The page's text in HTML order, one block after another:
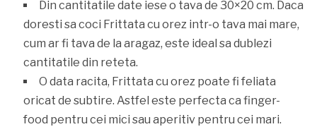
Din cantitatile date iese o tava de 30×20 cm. Daca
doresti sa coci Frittata cu orez intr-o tava mai mare,
cum ar fi tava de la aragaz, este ideal sa dublezi
cantitatile din reteta.
O data racita, Frittata cu orez poate fi feliata
oricat de subtire. Astfel este perfecta ca finger-
food pentru cei mici sau aperitiv pentru cei mari.